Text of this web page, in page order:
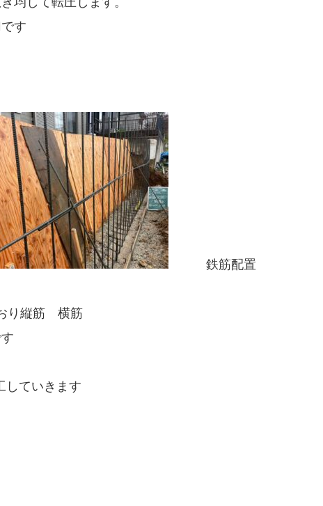
す
鉄筋配置
り縦筋 横筋
していきます